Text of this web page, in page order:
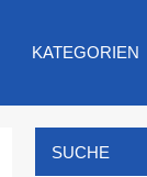
KATEGORIEN
SUCHE